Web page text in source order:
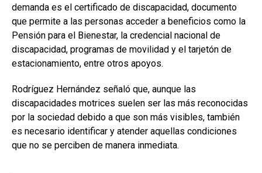
demanda es el certificado de discapacidad, documento
que permite a las personas acceder a beneficios como la
Pensión para el Bienestar, la credencial nacional de
discapacidad, programas de movilidad y el tarjetón de
estacionamiento, entre otros apoyos.
Rodríguez Hernández señaló que, aunque las
discapacidades motrices suelen ser las más reconocidas
por la sociedad debido a que son más visibles, también
es necesario identificar y atender aquellas condiciones
que no se perciben de manera inmediata.